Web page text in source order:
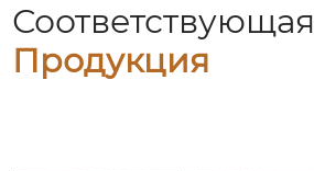
Соответствующая
Продукция